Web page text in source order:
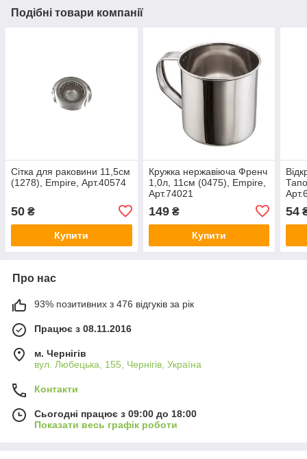
Подібні товари компанії
Сітка для раковини 11,5см
(1278), Empire, Арт.40574
50 ₴
Купити
Кружка нержавіюча Френч
1,0л, 11см (0475), Empire,
Арт.74021
149₴
Купити
54
Про нас
93% позитивних з 476 відгуків за рік
Працює з 08.11.2016
м. Чернігів
вул. Любецька, 155, Чернігів, Україна
Контакти
Сьогодні працює з 09:00 до 18:00
Показати весь графік роботи